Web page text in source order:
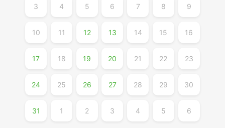
3 4 5 6 7 8 9
10 11 12 13 14 15 16
17 18 19 20 21 22 23
24 25 26 27 28 29 30
31 1 2 3 4 5 6